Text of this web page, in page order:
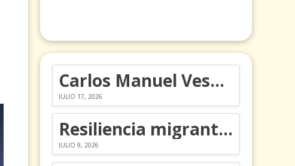
Carlos Manuel Vesga lleva el nombre de Colombia a los Emmy
JULIO 17, 2026
Resiliencia migrante: 5 emociones y cómo gestionarlas
JULIO 9, 2026